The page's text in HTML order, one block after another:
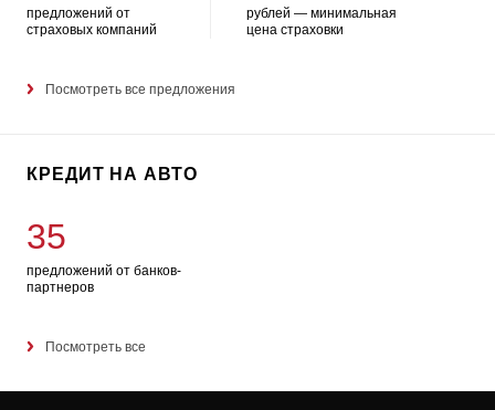
предложений от
страховых компаний
рублей — минимальная
цена страховки
Посмотреть все предложения
КРЕДИТ НА АВТО
35
предложений от банков-
партнеров
Посмотреть все